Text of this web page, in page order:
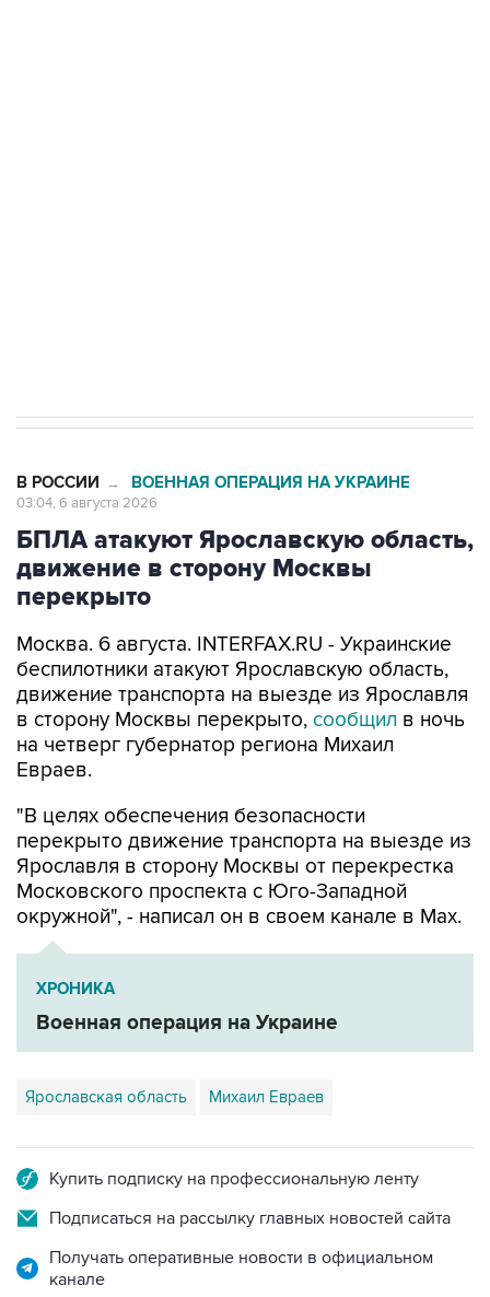
В РОССИИ → ВОЕННАЯ ОПЕРАЦИЯ НА УКРАИНЕ
03:04, 6 августа 2026
БПЛА атакуют Ярославскую область,
движение в сторону Москвы
перекрыто
Москва. 6 августа. INTERFAX.RU - Украинские
беспилотники атакуют Ярославскую область,
движение транспорта на выезде из Ярославля
в сторону Москвы перекрыто, сообщил в ночь
на четверг губернатор региона Михаил
Евраев.
"В целях обеспечения безопасности
перекрыто движение транспорта на выезде из
Ярославля в сторону Москвы от перекрестка
Московского проспекта с Юго-Западной
окружной", - написал он в своем канале в Мах.
ХРОНИКА
Военная операция на Украине
Ярославская область Михаил Евраев
Купить подписку на профессиональную ленту
Подписаться на рассылку главных новостей сайта
Получать оперативные новости в официальном
канале